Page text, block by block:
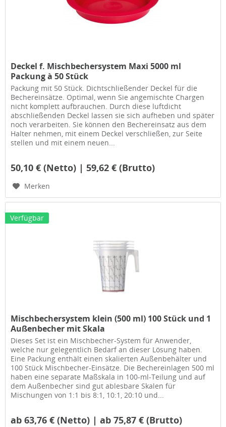
Deckel f. Mischbechersystem Maxi 5000 ml
Packung à 50 Stück
Packung mit 50 Stück. Dichtschließender Deckel für die
Bechereinsätze. Optimal, wenn Sie angemischte Chargen
nicht komplett aufbrauchen. Durch diese luftdicht
abschließenden Deckel lassen sie sich aufheben und später
noch verarbeiten. Sie können den Bechereinsatz aus dem
Halter nehmen, mit einem Deckel verschließen, zur Seite
stellen und mit einem neuen...
50,10 € (Netto) | 59,62 € (Brutto)
Merken
Verfügbar
Mischbechersystem klein (500 ml) 100 Stück und 1
Außenbecher mit Skala
Dieses Set ist ein Mischbecher-System für Anwender,
welche nur gelegentlich Bedarf an dieser Lösung haben.
Eine Packung enthält einen skalierten Außenbehälter und
100 Stück Mischbecher-Einsätze. Die Bechereinlagen 500 ml
haben eine separate Maßskala in 100-ml-Teilung und auf
dem Außenbecher sind gut ablesbare Skalen für
Mischungen von 1:1 bis 8:1, 10:1, 20:10 und...
ab 63,76 € (Netto) | ab 75,87 € (Brutto)